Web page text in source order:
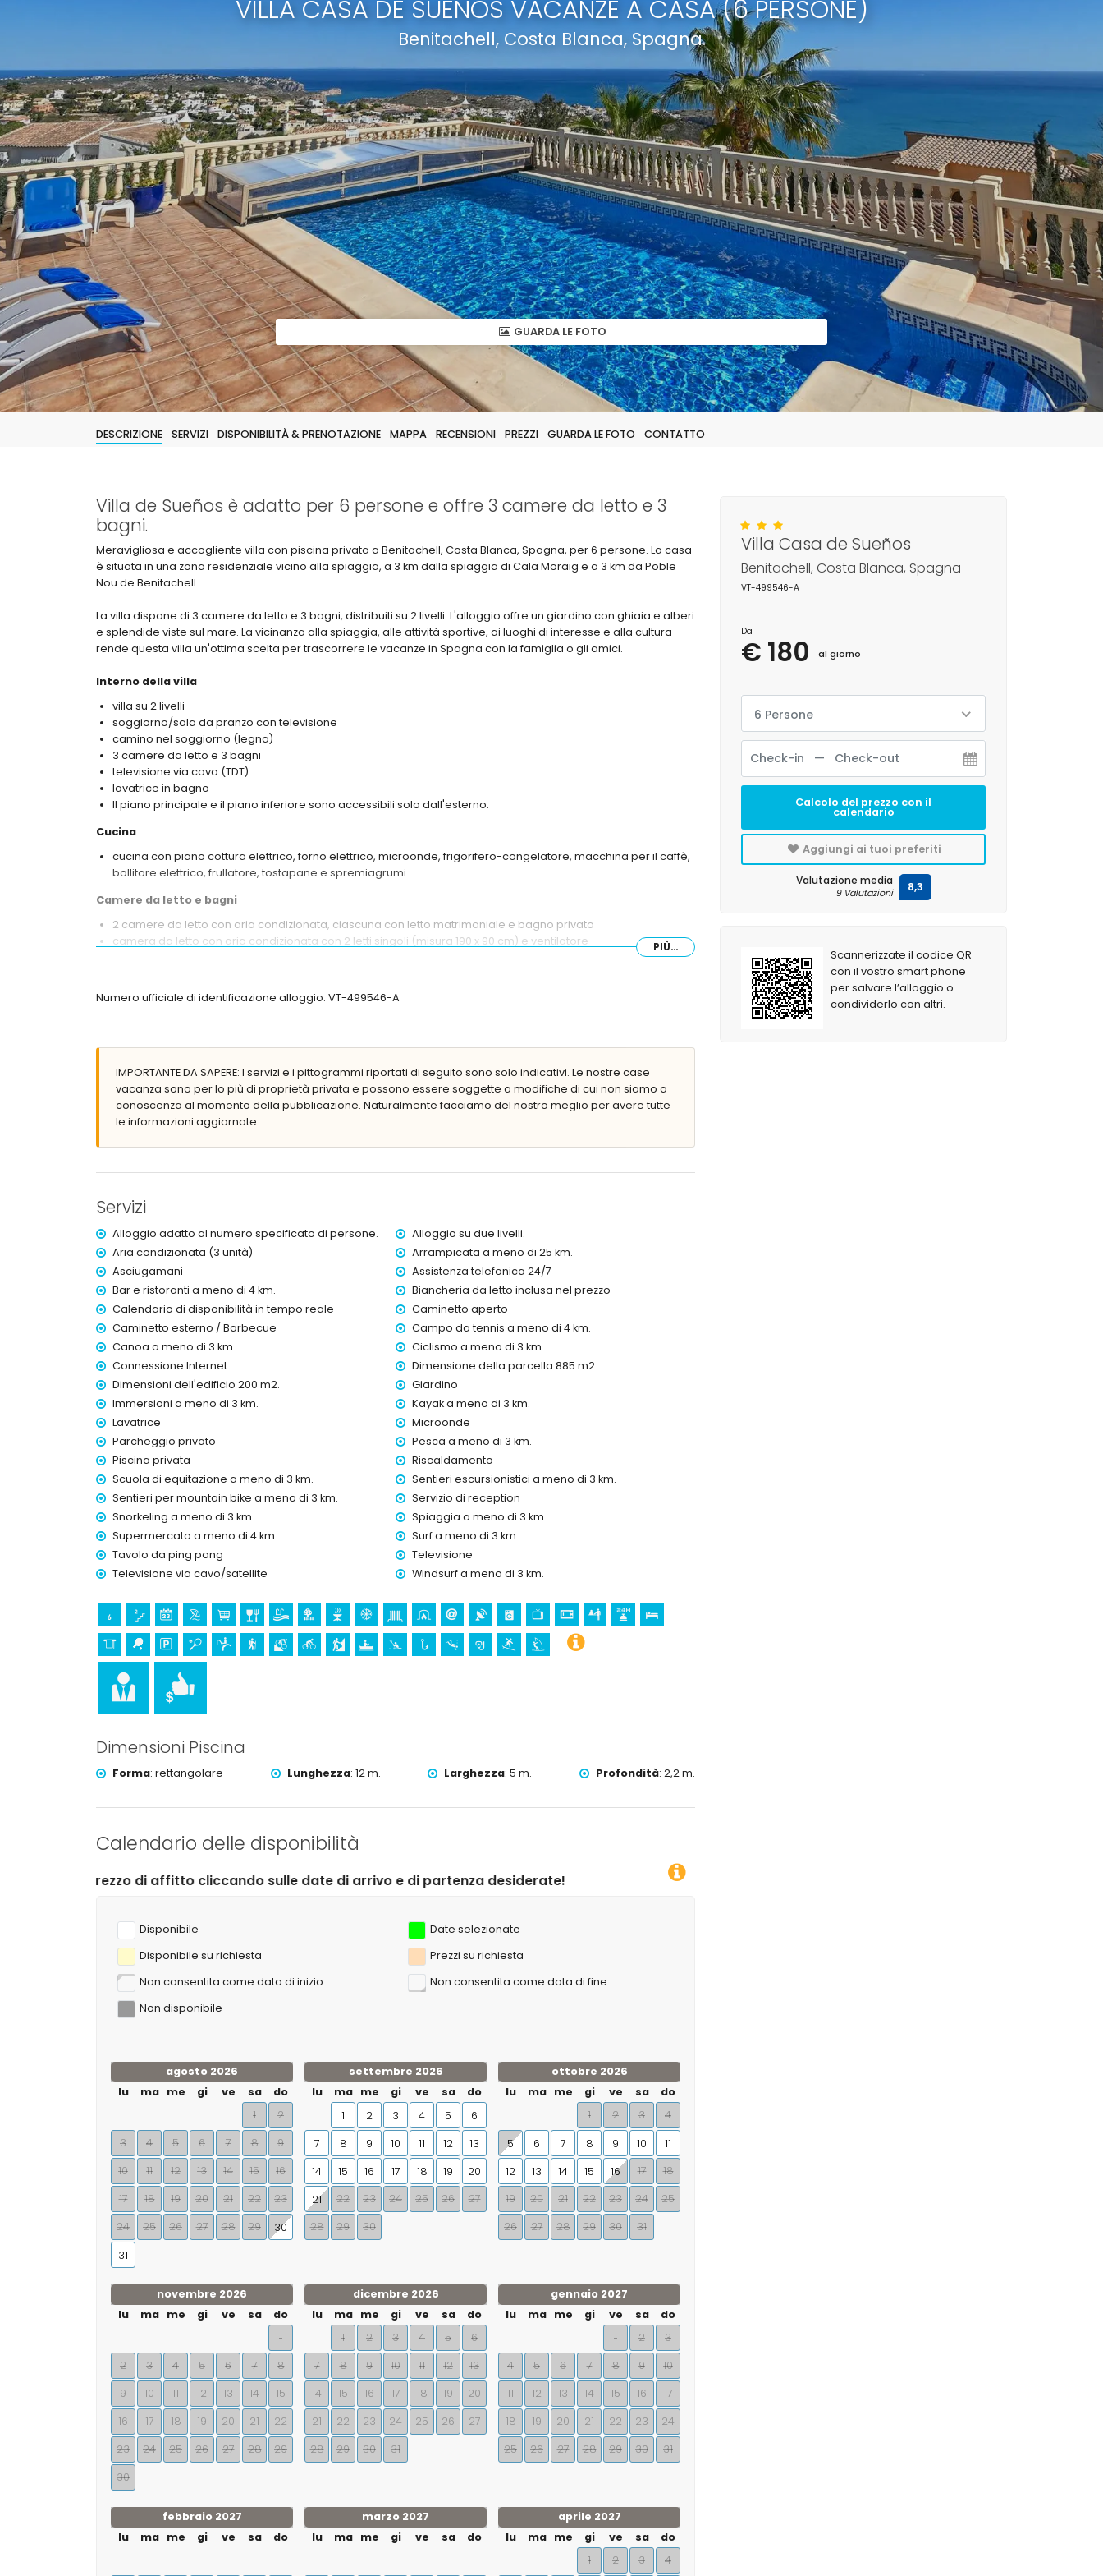
VILLA CASA DE SUEÑOS VACANZE A CASA (6 PERSONE)
Benitachell, Costa Blanca, Spagna.
GUARDA LE FOTO
DESCRIZIONE SERVIZI DISPONIBILITÀ & PRENOTAZIONE MAPPA RECENSIONI PREZZI GUARDA LE FOTO CONTATTO
Villa de Sueños è adatto per 6 persone e offre 3 camere da letto e 3
bagni.
Meravigliosa e accogliente villa con piscina privata a Benitachell, Costa Blanca, Spagna, per 6 persone. La casa
è situata in una zona residenziale vicino alla spiaggia, a 3 km dalla spiaggia di Cala Moraig e a 3 km da Poble
Nou de Benitachell.
La villa dispone di 3 camere da letto e 3 bagni, distribuiti su 2 livelli. L'alloggio offre un giardino con ghiaia e alberi
e splendide viste sul mare. La vicinanza alla spiaggia, alle attività sportive, ai luoghi di interesse e alla cultura
rende questa villa un'ottima scelta per trascorrere le vacanze in Spagna con la famiglia o gli amici.
Interno della villa
villa su 2 livelli
soggiorno/sala da pranzo con televisione
camino nel soggiorno (legna)
3 camere da letto e 3 bagni
televisione via cavo (TDT)
lavatrice in bagno
Il piano principale e il piano inferiore sono accessibili solo dall'esterno.
Cucina
cucina con piano cottura elettrico, forno elettrico, microonde, frigorifero-congelatore, macchina per il caffè,
bollitore elettrico, frullatore, tostapane e spremiagrumi
Camere da letto e bagni
2 camere da letto con aria condizionata, ciascuna con letto matrimoniale e bagno privato
camera da letto con aria condizionata con 2 letti singoli (misura 190 x 90 cm) e ventilatore
Esterno della villa
3 terrazze, di cui 1 coperta
barbecue
doccia esterna
area salotto esterna e zona pranzo esterna
sponda o riva più vicina: Mediterraneo (entro 3 chilometri dalla villa)
porto più vicino: El Portet, Moraira (entro 10 chilometri dalla villa)
parco più vicino: Circle Park, Moraira (entro 10 chilometri dalla villa)
aeroporto più vicino: Alicante (entro 100 chilometri dalla villa)
secondo aeroporto più vicino: Valencia (> 100 chilometri)
animali non ammessi
L'alloggio è molto adatto per famiglie con bambini
Servizi e strutture inclusi nel prezzo di affitto della villa
ferro e asse da stiro
biancheria da letto e asciugamani
servizio di reception e servizio d'emergenza 24 ore su 24
ping-pong
riscaldamento centrale e aria condizionata
Servizi e strutture con supplemento
letto extra e letto/culla per bambini (su richiesta)
Attività di intrattenimento e svago per le vostre vacanze a Benitachell, Costa Blanca
bar (entro 5 chilometri dalla casa)
edificio architettonico (Pueblo Histórico, Benitachell), luogo storico (Pueblo Histórico e Benitachell) (entro 5
chilometri dall'alloggio)
museo (Pueblo Histórico, Javea), chiesa (Parroquia de Santa Mª Magdalena, Benitachell), castello (Castell
de Teulada-Moraira), rovina (Torre del Cap d'Or) e monumento (Castell de Teulada-Moraira) (entro 10
chilometri dall'alloggio)
Sport
e windsurf (entro 5 chilometri dalla villa)
arrampicata (entro 25 chilometri dalla villa)
PIÙ...
Numero ufficiale di identificazione alloggio: VT-499546-A
IMPORTANTE DA SAPERE: I servizi e i pittogrammi riportati di seguito sono solo indicativi. Le nostre case
vacanza sono per lo più di proprietà privata e possono essere soggette a modifiche di cui non siamo a
conoscenza al momento della pubblicazione. Naturalmente facciamo del nostro meglio per avere tutte
le informazioni aggiornate.
Servizi
Alloggio adatto al numero specificato di persone.
Alloggio su due livelli.
Aria condizionata (3 unità)
Arrampicata a meno di 25 km.
Asciugamani
Assistenza telefonica 24/7
Bar e ristoranti a meno di 4 km.
Biancheria da letto inclusa nel prezzo
Calendario di disponibilità in tempo reale
Caminetto aperto
Caminetto esterno / Barbecue
Campo da tennis a meno di 4 km.
Canoa a meno di 3 km.
Ciclismo a meno di 3 km.
Connessione Internet
Dimensione della parcella 885 m2.
Dimensioni dell'edificio 200 m2.
Giardino
Immersioni a meno di 3 km.
Kayak a meno di 3 km.
Lavatrice
Microonde
Parcheggio privato
Pesca a meno di 3 km.
Piscina privata
Riscaldamento
Scuola di equitazione a meno di 3 km.
Sentieri escursionistici a meno di 3 km.
Sentieri per mountain bike a meno di 3 km.
Servizio di reception
Snorkeling a meno di 3 km.
Spiaggia a meno di 3 km.
Supermercato a meno di 4 km.
Surf a meno di 3 km.
Tavolo da ping pong
Televisione
Televisione via cavo/satellite
Windsurf a meno di 3 km.
Dimensioni Piscina
Forma: rettangolare Lunghezza: 12 m. Larghezza:5 m. Profondità: 2,2 m.
Calendario delle disponibilità
di affitto cliccando sulle date di arrivo e di partenza desiderate!
Disponibile
Date selezionate
Disponibile su richiesta
Prezzi su richiesta
Non consentita come data di inizio
Non consentita come data di fine
Non disponibile
agosto 2026
lu
ma me gi ve sa
do
1
2
3
4 5 6 7 8
9
10
11 12 13 14 15
16
17
18 19 20 21 22
23
24
25 26 27 28 29
30
31
settembre 2026
lu
ma me gi ve sa
do
1
2 3 4 5
6
7
8 9 10 11 12
13
14
15 16 17 18 19
20
21
22 23 24 25 26
27
28
29 30
ottobre 2026
lu
ma me gi ve sa
do
1
2 3 4
5 6 7 8 9 10
11
12
13 14 15 16 17
18
19
20 21 22 23 24
25
26
27 28 29 30 31
novembre 2026
lu
ma me gi ve sa
do
1
2
3 4 5 6 7
8
9
10 11 12 13 14
15
16
17 18 19 20 21
22
23
24 25 26 27 28
29
30
dicembre 2026
lu
ma me gi ve sa
do
1
2 3 4 5
6
7
8 9 10 11 12
13
14
15 16 17 18 19
20
21
22 23 24 25 26
27
28
29 30 31
gennaio 2027
lu
ma me gi ve sa
do
1
2
3
4
5 6 7 8 9
10
11
12 13 14 15 16
17
18
19 20 21 22 23
24
25
26 27 28 29 30 31
febbraio 2027
lu
ma me gi ve sa do
marzo 2027
lu
ma me gi ve sa do
aprile 2027
lu
ma me gi ve sa
do
1
2 3 4
Villa Casa de Sueños
Benitachell, Costa Blanca, Spagna
VT-499546-A
Da
€ 180 al giorno
6 Persone
Calcolo del prezzo con il
calendario
Aggiungi ai tuoi preferiti
Valutazione media
9 Valutazioni 8,3
Scannerizzate il codice QR
con il vostro smart phone
per salvare l’alloggio o
condividerlo con altri.